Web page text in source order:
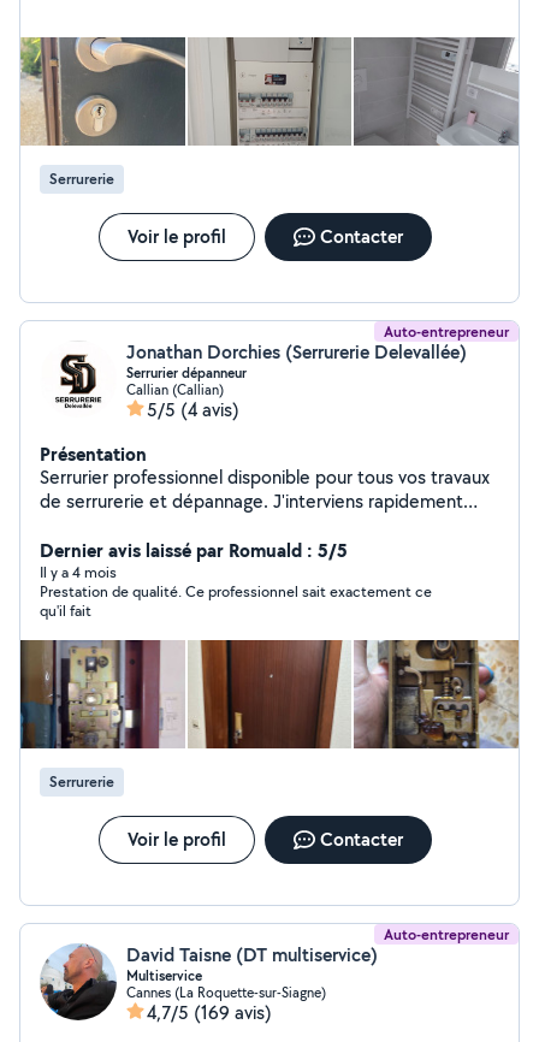
Serrurerie
Voir le profil Contacter
Auto-entrepreneur
Jonathan Dorchies (Serrurerie Delevallée)
Serrurier dépanneur
Callian (Callian)
5/5 (4 avis)
Présentation
Serrurier professionnel disponible pour tous vos travaux
de serrurerie et dépannage. J'interviens rapidement
réparation et le remplacement de serrures, ainsi que
l'installation de serrures et portes blindées de haute
sécurité. Je propose également la pose et l'installation
de coffres-forts pour sécuriser vos biens, ainsi que
l'installation et la réparation de portes de garage.
Sérieux, réactif et professionnel, je vous garantis un
travail soigné avec du matériel de qualité. Mon objectif
est d'assurer la sécurité de votre logement ou de votre
local avec des solutions fiables et durables. Disponible
pour interventions rapides et dépannage d'urgence.
Dernier avis laissé par Romuald : 5/5
Il y a 4 mois
Prestation de qualité. Ce professionnel sait exactement ce
qu'il fait
Serrurerie
Voir le profil Contacter
Auto-entrepreneur
David Taisne (DT multiservice)
Multiservice
Cannes (La Roquette-sur-Siagne)
4,7/5 (169 avis)